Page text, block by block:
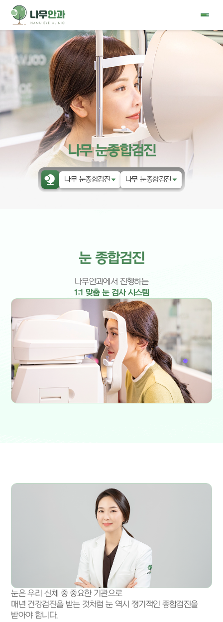
나무 눈종합검진
나무 눈종합검진
소아 근시 클리닉
망막/녹내장 클리닉
나무 눈종합검진
나무안과 스토리
나무 눈종합검진
눈 종합검진
나무안과에서 진행하는
1:1 맞춤 눈 검사 시스템
눈은 우리 신체 중 중요한 기관으로
매년 건강검진을 받는 것처럼 눈 역시 정기적인 종합검진을
받아야 합니다.